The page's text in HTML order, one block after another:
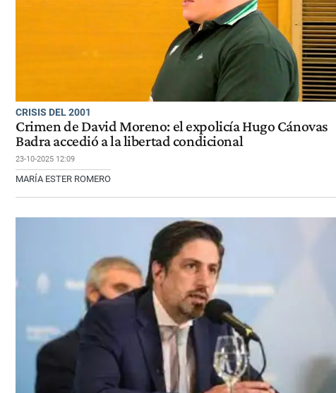
CRISIS DEL 2001
Crimen de David Moreno: el expolicía Hugo Cánovas
Badra accedió a la libertad condicional
23-10-2025 12:09
MARÍA ESTER ROMERO